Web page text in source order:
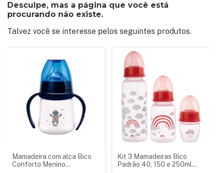
Desculpe, mas a página que você está
procurando não existe.
Talvez você se interesse pelos seguintes produtos.
Mamadeira com alca Bico
Conforto Menino
Kit 3 Mamadeiras Bico
Padrão 40, 150 e 250ml